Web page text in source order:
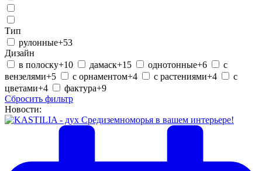
Тип
рулонные+53
Дизайн
в полоску+10 дамаск+15 однотонные+6
с
вензелями+5 с орнаментом+4 с растениями+4
с
цветами+4 фактура+9
Сбросить фильтр
Новости: